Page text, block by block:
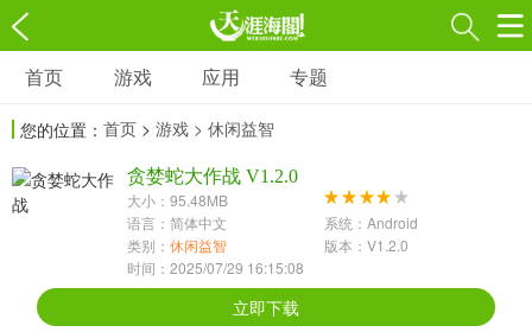
游戏
3697款应用
1597款应用
休闲益智
13387款应用
2196款应用
冒险解谜
首页 游戏 应用 专题
您的位置： 首页 > 游戏 > 休闲益智
贪婪蛇大作战 V1.2.0
大小：95.48MB
语言：简体中文
系统：Android
类别： 休闲益智
版本：V1.2.0
时间：2025/07/29 16:15:08
立即下载